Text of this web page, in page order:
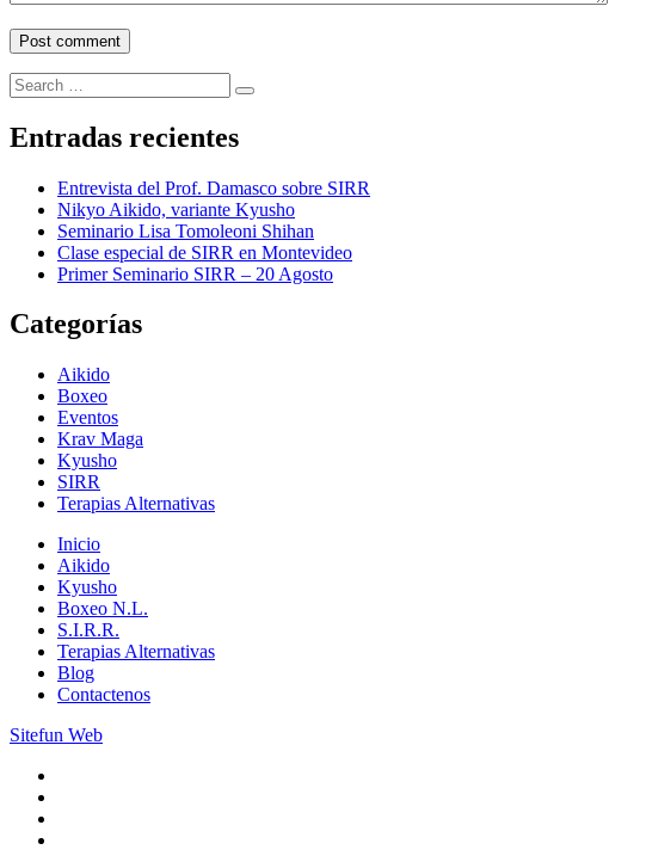
Search
for:
Search
Entradas recientes
Entrevista del Prof. Damasco sobre SIRR
Nikyo Aikido, variante Kyusho
Seminario Lisa Tomoleoni Shihan
Clase especial de SIRR en Montevideo
Primer Seminario SIRR – 20 Agosto
Categorías
Aikido
Boxeo
Eventos
Krav Maga
Kyusho
SIRR
Terapias Alternativas
Inicio
Aikido
Kyusho
Boxeo N.L.
S.I.R.R.
Terapias Alternativas
Blog
Contactenos
Sitefun Web